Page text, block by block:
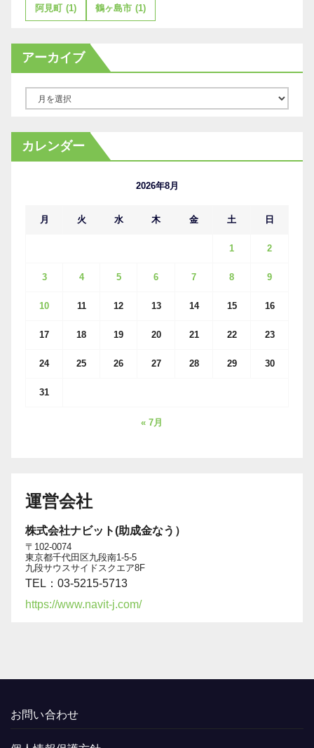
阿見町 (1) 鶴ヶ島市 (1)
アーカイブ
カ
イ
カレンダー
2026年8月
月 火 水 木 金 土 日
1 2
3 4 5 6 7 8 9
10 11 12 13 14 15 16
17 18 19 20 21 22 23
24 25 26 27 28 29 30
31
« 7月
運営会社
株式会社ナビット(助成金なう）
〒102-0074
東京都千代田区九段南1-5-5
九段サウスサイドスクエア8F
TEL：03-5215-5713
https://www.navit-j.com/
お問い合わせ